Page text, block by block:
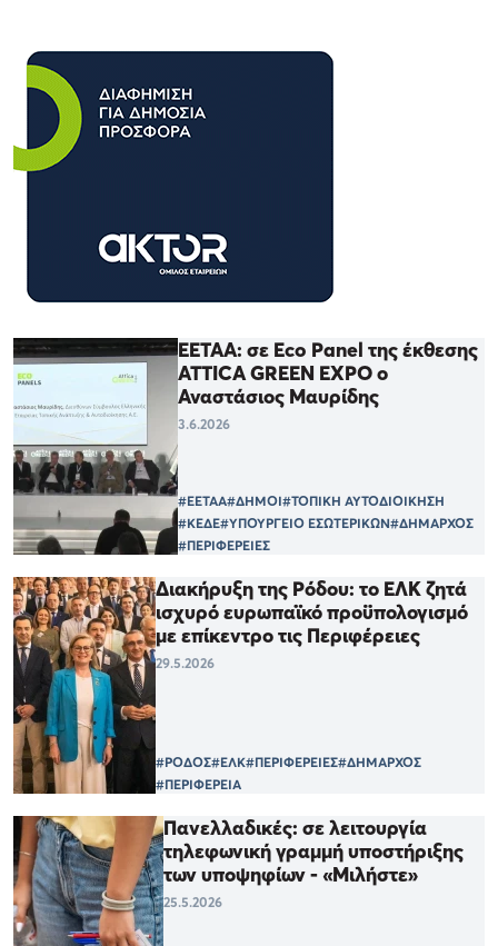
ΕΕΤΑΑ: σε Eco Panel της έκθεσης
ATTICA GREEN EXPO ο
Αναστάσιος Μαυρίδης
3.6.2026
#ΕΕΤΑΑ#ΔΗΜΟΙ#ΤΟΠΙΚΗ ΑΥΤΟΔΙΟΙΚΗΣΗ
#ΚΕΔΕ#ΥΠΟΥΡΓΕΙΟ ΕΣΩΤΕΡΙΚΩΝ#ΔΗΜΑΡΧΟΣ
#ΠΕΡΙΦΕΡΕΙΕΣ
Διακήρυξη της Ρόδου: το ΕΛΚ ζητά
ισχυρό ευρωπαϊκό προϋπολογισμό
με επίκεντρο τις Περιφέρειες
29.5.2026
#ΡΟΔΟΣ#ΕΛΚ#ΠΕΡΙΦΕΡΕΙΕΣ#ΔΗΜΑΡΧΟΣ
#ΠΕΡΙΦΕΡΕΙΑ
Πανελλαδικές: σε λειτουργία
τηλεφωνική γραμμή υποστήριξης
των υποψηφίων - «Μιλήστε»
25.5.2026